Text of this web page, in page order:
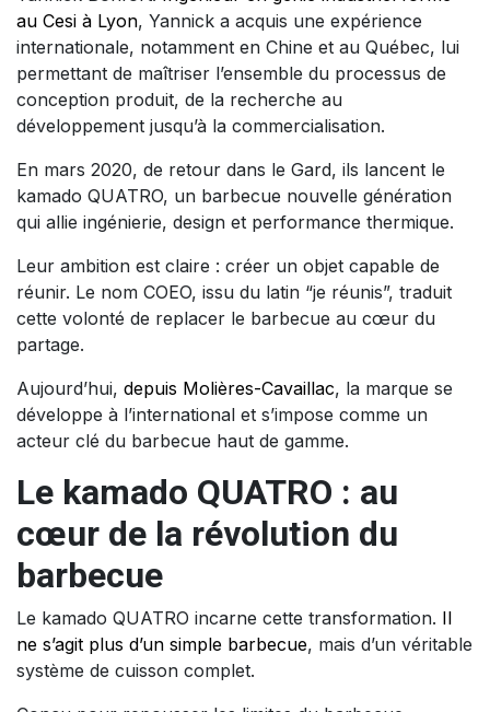
au Cesi à Lyon, Yannick a acquis une expérience
internationale, notamment en Chine et au Québec, lui
permettant de maîtriser l’ensemble du processus de
conception produit, de la recherche au
développement jusqu’à la commercialisation.
En mars 2020, de retour dans le Gard, ils lancent le
kamado QUATRO, un barbecue nouvelle génération
qui allie ingénierie, design et performance thermique.
Leur ambition est claire : créer un objet capable de
réunir. Le nom COEO, issu du latin “je réunis”, traduit
cette volonté de replacer le barbecue au cœur du
partage.
Aujourd’hui, depuis Molières-Cavaillac, la marque se
développe à l’international et s’impose comme un
acteur clé du barbecue haut de gamme.
Le kamado QUATRO : au
cœur de la révolution du
barbecue
Le kamado QUATRO incarne cette transformation. Il
ne s’agit plus d’un simple barbecue, mais d’un véritable
système de cuisson complet.